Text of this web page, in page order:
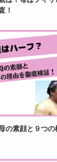
！
の素顔と９つの